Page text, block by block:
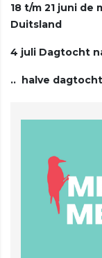
18 t/m 21 juni de
Duitsland
4 juli Dagtocht
.. halve dagtocht